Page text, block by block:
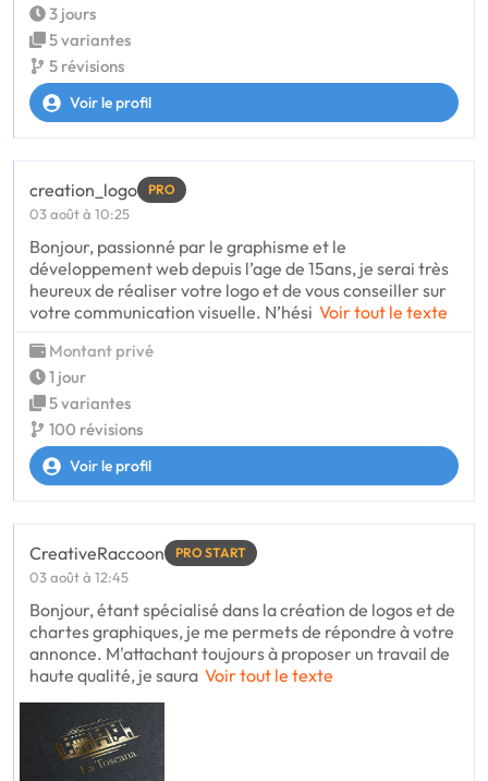
3 jours
5 variantes
5 révisions
Voir le profil
creation_logo PRO
03 août à 10:25
Bonjour, passionné par le graphisme et le
développement web depuis l’age de 15ans, je serai très
heureux de réaliser votre logo et de vous conseiller sur
votre communication visuelle. N’hési Voir tout le texte
Montant privé
1 jour
5 variantes
100 révisions
Voir le profil
CreativeRaccoon PRO START
03 août à 12:45
Bonjour, étant spécialisé dans la création de logos et de
chartes graphiques, je me permets de répondre à votre
annonce. M'attachant toujours à proposer un travail de
haute qualité, je saura Voir tout le texte